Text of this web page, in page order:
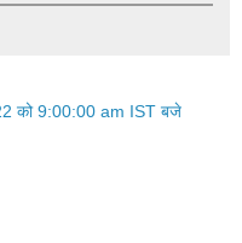
को 9:00:00 am IST बजे